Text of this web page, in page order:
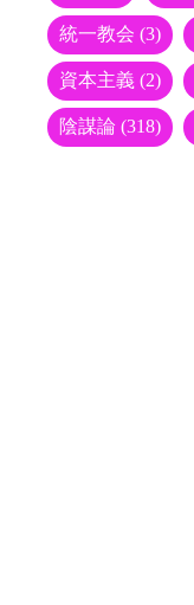
統一教会 (3)
資本主義 (2)
陰謀論 (318)